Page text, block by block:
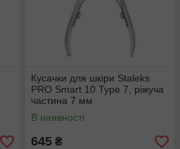
Кусачки для шкіри Staleks
PRO Smart 10 Type 7, ріжуча
частина 7 мм
В наявності
645 ₴